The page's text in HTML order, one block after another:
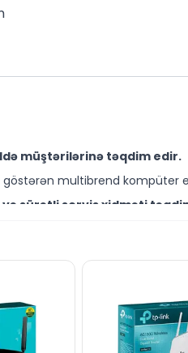
müştərilərinə təqdim edir.
multibrend kompüter
sürətli servis xidməti
NƏĞD, KÖÇÜRMƏ
saytımız vasitəsilə bizə yaza
19:00 saatlarında aktivdir.